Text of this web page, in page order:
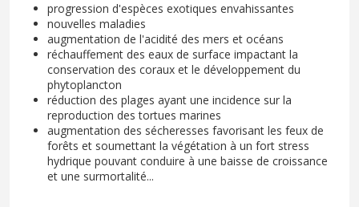
progression d'espèces exotiques envahissantes
nouvelles maladies
augmentation de l'acidité des mers et océans
réchauffement des eaux de surface impactant la
conservation des coraux et le développement du
phytoplancton
réduction des plages ayant une incidence sur la
reproduction des tortues marines
augmentation des sécheresses favorisant les feux de
forêts et soumettant la végétation à un fort stress
hydrique pouvant conduire à une baisse de croissance
et une surmortalité...